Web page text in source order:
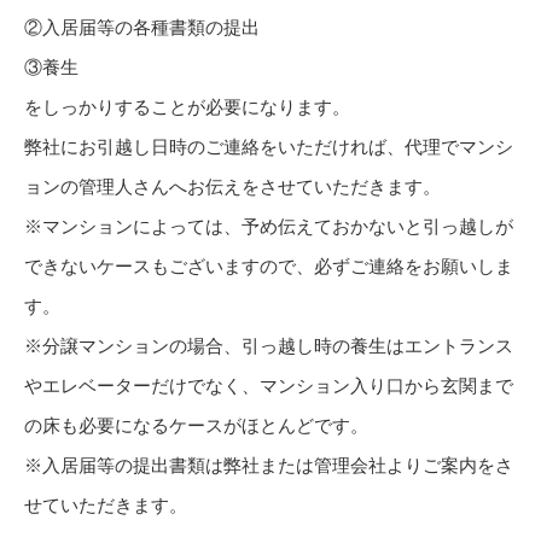
②入居届等の各種書類の提出
③養生
をしっかりすることが必要になります。
弊社にお引越し日時のご連絡をいただければ、代理でマンシ
ョンの管理人さんへお伝えをさせていただきます。
※マンションによっては、予め伝えておかないと引っ越しが
できないケースもございますので、必ずご連絡をお願いしま
す。
※分譲マンションの場合、引っ越し時の養生はエントランス
やエレベーターだけでなく、マンション入り口から玄関まで
の床も必要になるケースがほとんどです。
※入居届等の提出書類は弊社または管理会社よりご案内をさ
せていただきます。